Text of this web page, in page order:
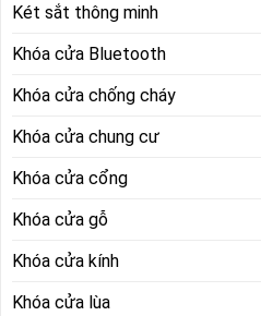
Két sắt thông minh
Khóa cửa Bluetooth
Khóa cửa chống cháy
Khóa cửa chung cư
Khóa cửa cổng
Khóa cửa gỗ
Khóa cửa kính
Khóa cửa lùa